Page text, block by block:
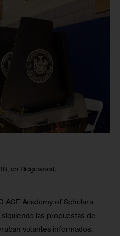
en Ridgewood.
ACE Academy of Scholars
las propuestas de
votantes informados.